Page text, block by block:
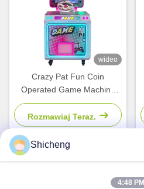
wideo
Crazy Pat Fun Coin
Operated Game Machine
Maszyna do gier wideo dla
dzieci
Rozmawiaj Teraz.
Shicheng
4:48 PM